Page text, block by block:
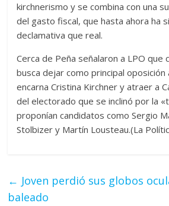
kirchnerismo y se combina con una
del gasto fiscal, que hasta ahora ha
declamativa que real.
Cerca de Peña señalaron a LPO que
busca dejar como principal oposición
encarna Cristina Kirchner y atraer a
del electorado que se inclinó por la
proponían candidatos como Sergio
Stolbizer y Martín Lousteau.(La
← Joven perdió sus globos
baleado